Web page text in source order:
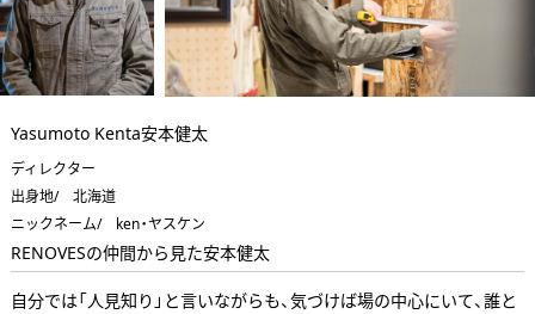
Yasumoto Kenta安本健太
ディレクター
出身地/ 北海道
ニックネーム/ ken・ヤスケン
RENOVESの仲間から見た安本健太
自分では「人見知り」と言いながらも、気づけば場の中心にいて、誰と